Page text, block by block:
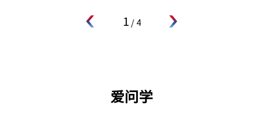
1 / 4
爱问学